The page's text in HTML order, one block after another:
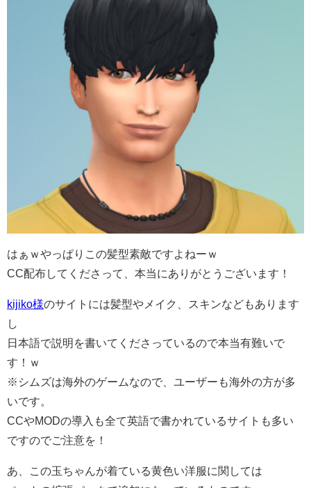
はぁｗやっぱりこの髪型素敵ですよねーｗ
CC配布してくださって、本当にありがとうございます！
kijiko様のサイトには髪型やメイク、スキンなどもあります
し
日本語で説明を書いてくださっているので本当有難いで
す！ｗ
※シムズは海外のゲームなので、ユーザーも海外の方が多
いです。
CCやMODの導入も全て英語で書かれているサイトも多い
ですのでご注意を！
あ、この玉ちゃんが着ている黄色い洋服に関しては